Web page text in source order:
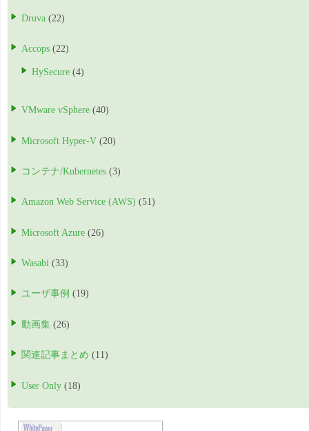
Druva (22)
Accops (22)
HySecure (4)
VMware vSphere (40)
Microsoft Hyper-V (20)
コンテナ/Kubernetes (3)
Amazon Web Service (AWS) (51)
Microsoft Azure (26)
Wasabi (33)
ユーザ事例 (19)
動画集 (26)
関連記事まとめ (11)
User Only (18)